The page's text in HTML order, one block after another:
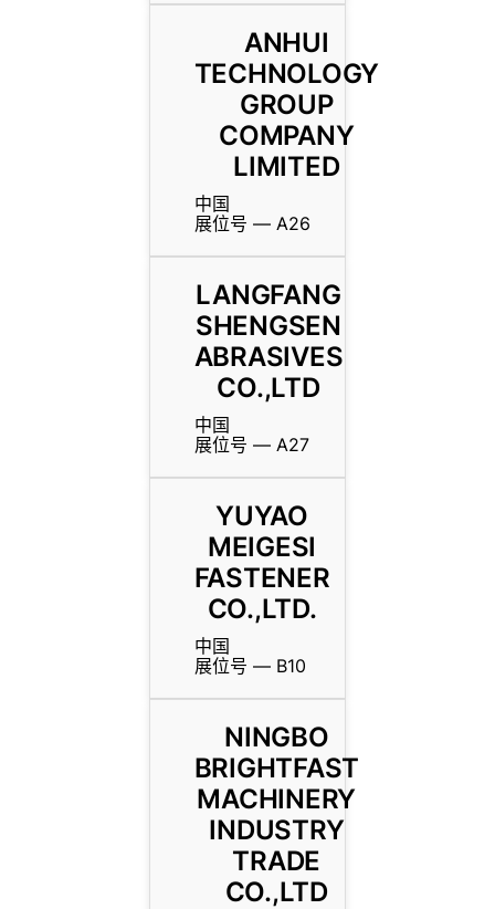
ANHUI
TECHNOLOGY
GROUP
COMPANY
LIMITED
中国
展位号 — A26
LANGFANG
SHENGSEN
ABRASIVES
CO.,LTD
中国
展位号 — A27
YUYAO
MEIGESI
FASTENER
CO.,LTD.
中国
展位号 — B10
NINGBO
BRIGHTFAST
MACHINERY
INDUSTRY
TRADE
CO.,LTD